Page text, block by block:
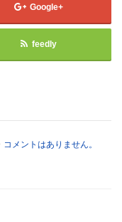
Google+
feedly
コメントはありません。